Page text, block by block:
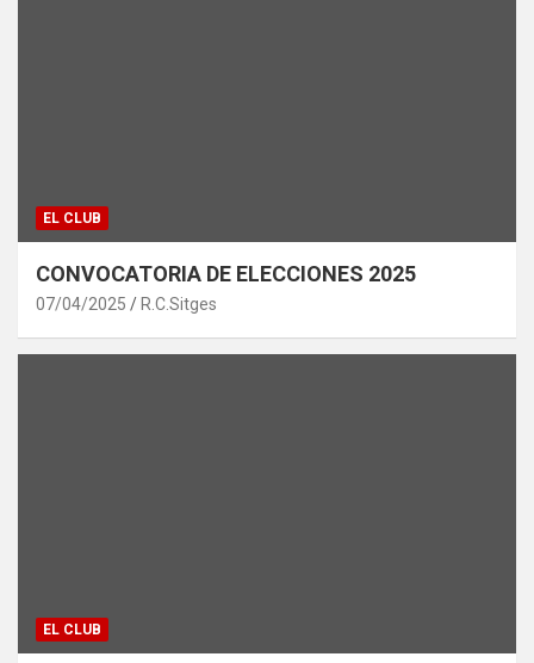
EL CLUB
CONVOCATORIA DE ELECCIONES 2025
07/04/2025 R.C.Sitges
EL CLUB